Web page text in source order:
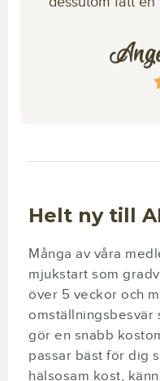
Helt ny till
Många av våra
mjukstart som
över 5 veckor och
omställningsbesvär
gör en snabb
passar bäst för dig
hälsosam kost,